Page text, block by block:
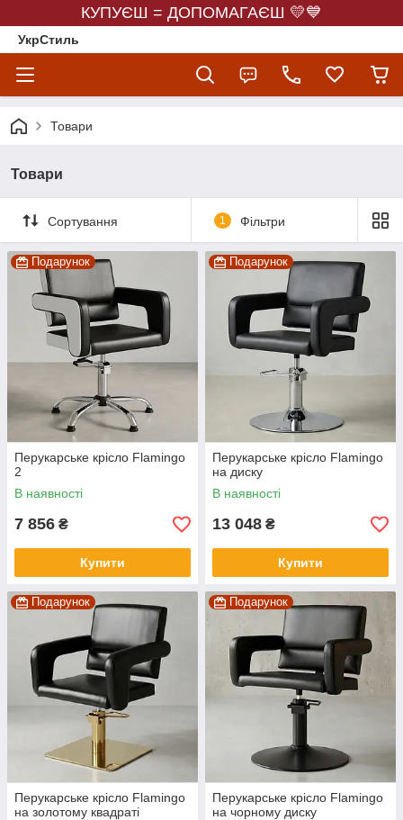
КУПУЄШ = ДОПОМАГАЄШ 💛💙
УкрСтиль
Товари
Товари
Сортування 1 Фільтри
Подарунок
Перукарське крісло Flamingo
2
В наявності
7 856 ₴
Купити
Подарунок
Перукарське крісло Flamingo
на диску
В наявності
13 048 ₴
Купити
Подарунок
Перукарське крісло Flamingo
на золотому квадраті
Подарунок
Перукарське крісло Flamingo
на чорному диску